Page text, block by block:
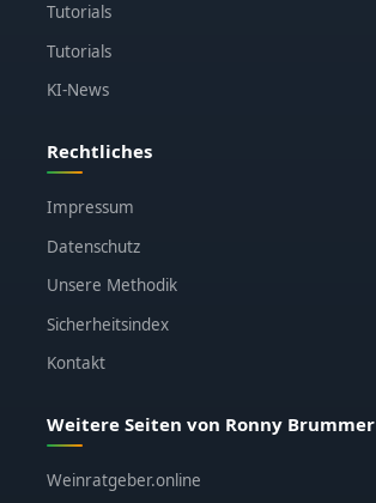
Tutorials
Tutorials
KI-News
Rechtliches
Impressum
Datenschutz
Unsere Methodik
Sicherheitsindex
Kontakt
Weitere Seiten von Ronny Brummer
Weinratgeber.online